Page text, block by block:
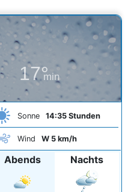
17°
min
Sonne 14:35 Stunden
Wind W 5 km/h
Abends Nachts